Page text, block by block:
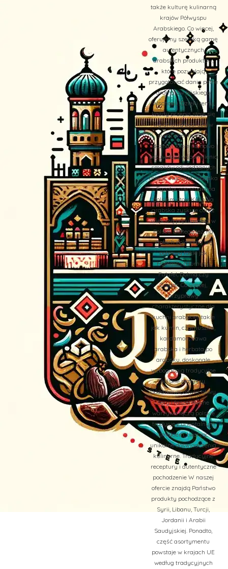
także kulturę kulinarną
krajów Półwyspu
Arabskiego. Co więcej,
oferujemy szeroką gamę
autentycznych
arabskich produktów,
które pozwalają
przygotować dania pełne
aromatów Bliskiego
Wschodu. Dzięki temu,
każdy przepis staje się
wyjątkową podróżą w
świat orientalnych
doznań, które na nowo
przywołują wspomnienia
smaków odwiedzanych
miejsc. Kuchnia Arabska
– Egzotyczne smaki na
polskim stole Kuchnia
arabska zyskuje coraz
większą popularność w
Polsce. Dlatego też, na
stołach pojawiają się
potrawy takie jak
Hommos (Humus),
Falafel, Dolma czy
Zaatar. Co więcej,
przyprawy
charakterystyczne dla
kuchni arabskiej, takie
jak kumin, czarnuszka,
kardamon, kawa
arabska i herbata po
arabsku, doskonale
wzbogacają tradycyjne
polskie przepisy.
Dodatkowo, oliwki, oliwy,
sery i faszerowane
warzywa łączą polskie
tradycje z orientalnym
smakiem, tworząc
unikalne doświadczenia
kulinarne. Tradycyjne
receptury i autentyczne
pochodzenie W naszej
ofercie znajdą Państwo
produkty pochodzące z
Syrii, Libanu, Turcji,
Jordanii i Arabii
Saudyjskiej. Ponadto,
część asortymentu
powstaje w krajach UE
według tradycyjnych